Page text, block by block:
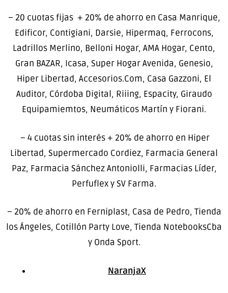
– 20 cuotas fijas + 20% de ahorro en Casa Manrique,
Edificor, Contigiani, Darsie, Hipermaq, Ferrocons,
Ladrillos Merlino, Belloni Hogar, AMA Hogar, Cento,
Gran BAZAR, Icasa, Super Hogar Avenida, Genesio,
Hiper Libertad, Accesorios.Com, Casa Gazzoni, El
Auditor, Córdoba Digital, Riiing, Espacity, Giraudo
Equipamiemtos, Neumáticos Martín y Fiorani.
– 4 cuotas sin interés + 20% de ahorro en Hiper
Libertad, Supermercado Cordiez, Farmacia General
Paz, Farmacia Sánchez Antoniolli, Farmacias Líder,
Perfuflex y SV Farma.
– 20% de ahorro en Ferniplast, Casa de Pedro, Tienda
los Ángeles, Cotillón Party Love, Tienda NotebooksCba
y Onda Sport.
NaranjaX